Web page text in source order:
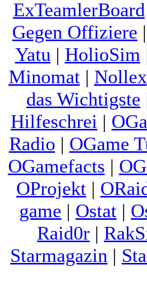
ExTeamlerBoard
Gegen Offiziere |
Yatu | HolioSim
Minomat| Nollex
das Wichtigste
Hilfeschrei |
Radio | OGame
OGamefacts |
OProjekt |
game | Ostat |
Raid0r |
Starmagazin |